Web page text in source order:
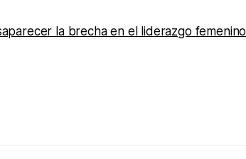
la brecha en el liderazgo femenino